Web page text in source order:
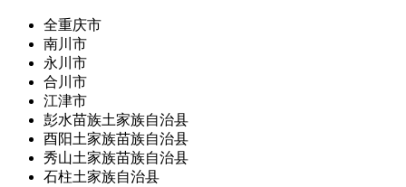
全重庆市
南川市
永川市
合川市
江津市
彭水苗族土家族自治县
酉阳土家族苗族自治县
秀山土家族苗族自治县
石柱土家族自治县